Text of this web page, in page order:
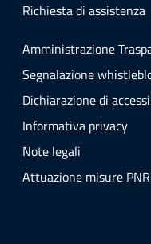
Richiesta di assistenza
Amministrazione
Segnalazione
Dichiarazione di
Informativa privacy
Note legali
Attuazione misure